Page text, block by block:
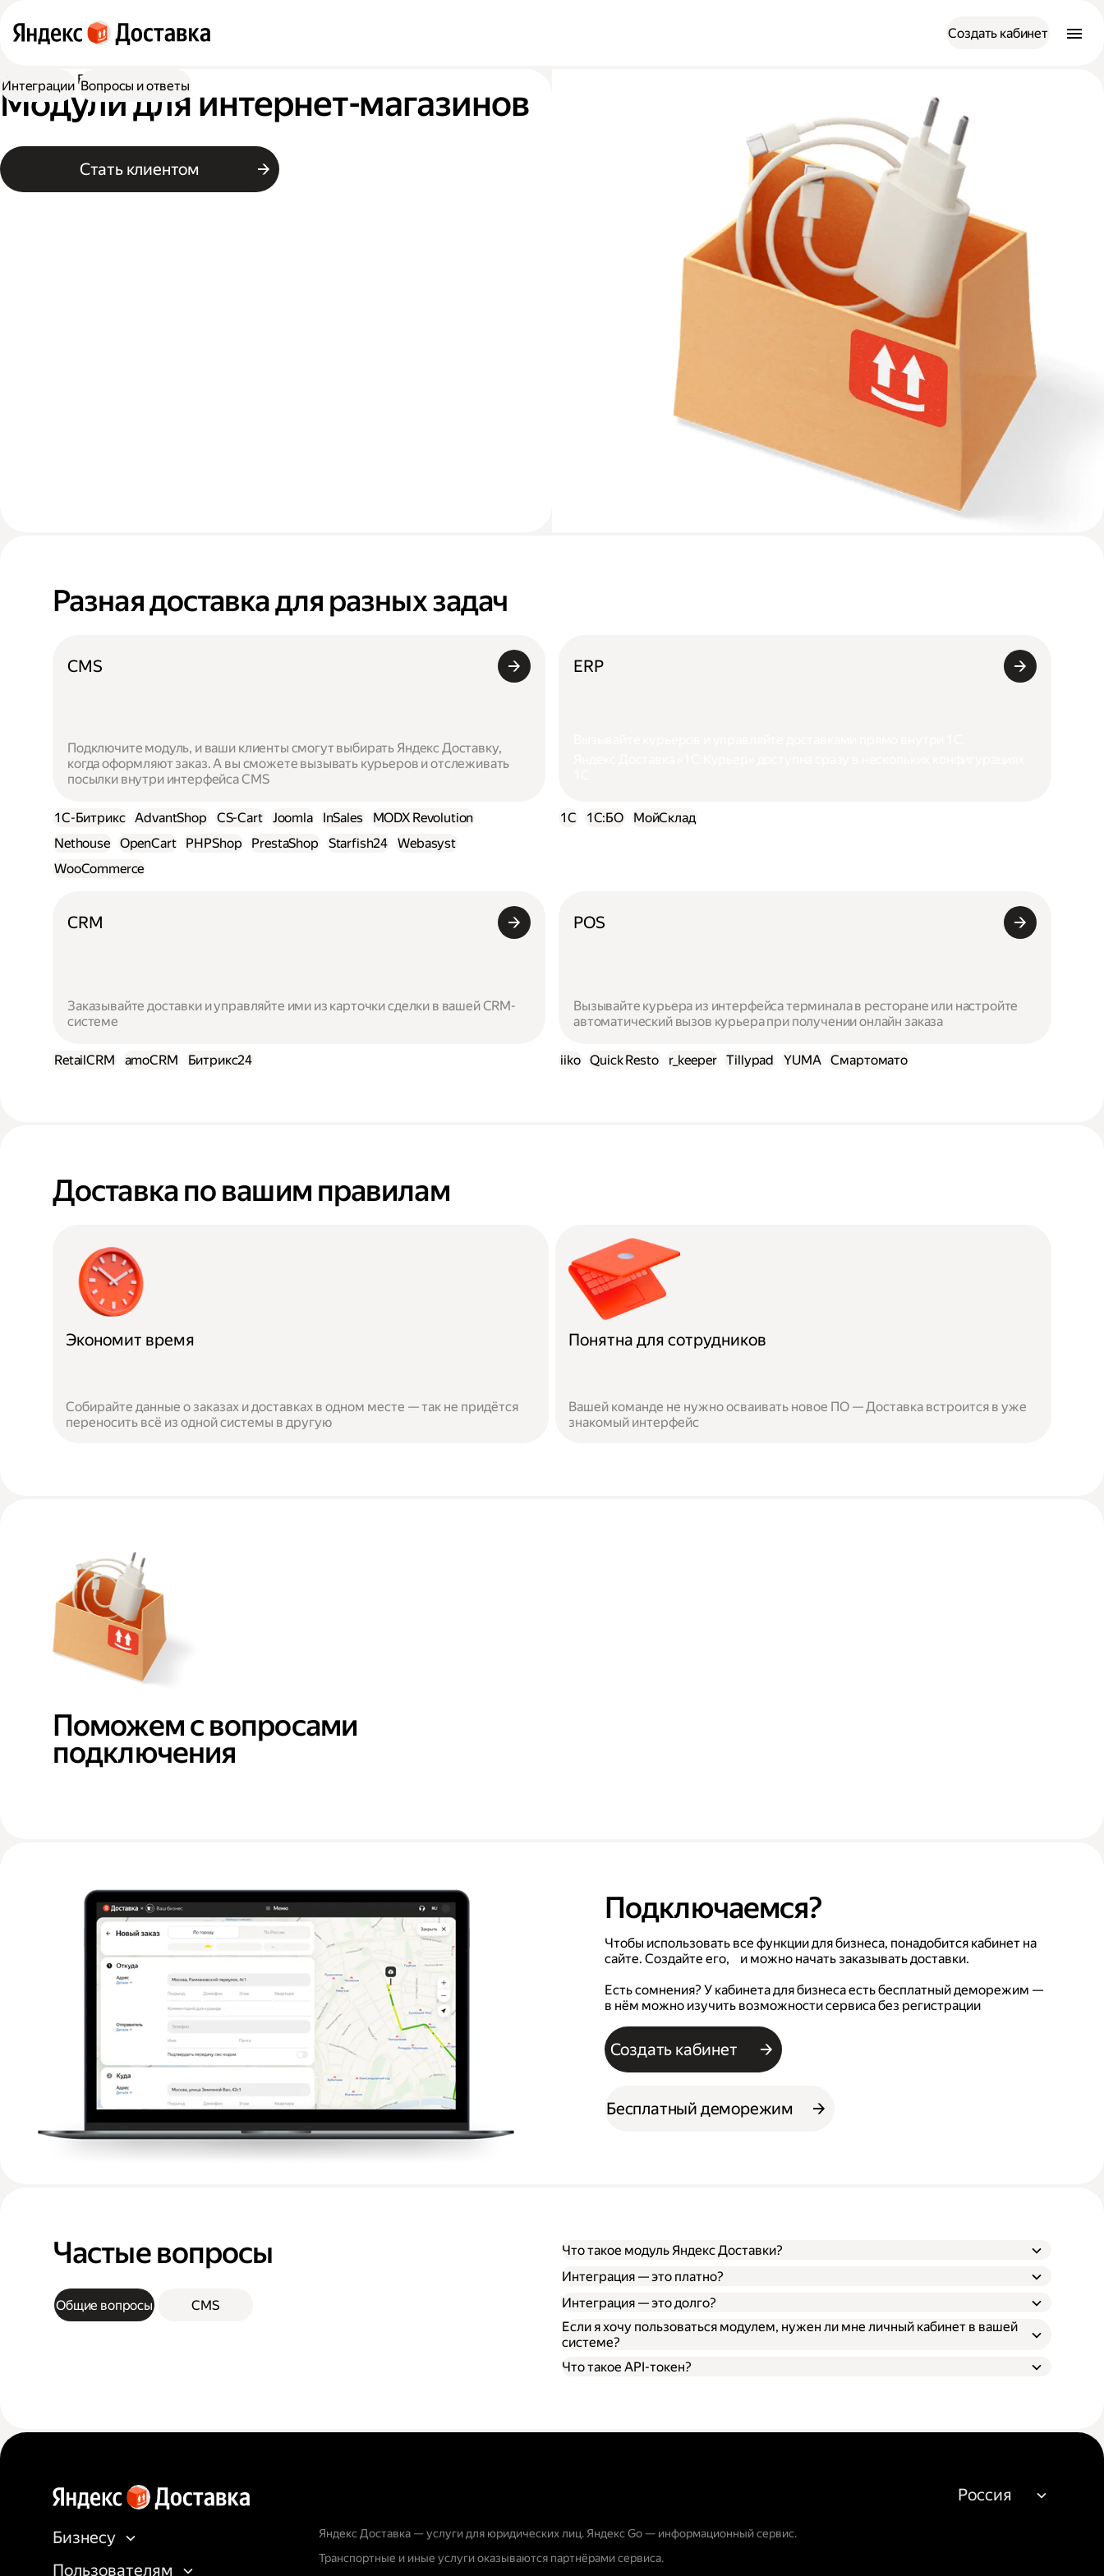
Создать кабинет
Доставка Ecommerce
Модули для интернет-магазинов
Стать клиентом
Интеграции Вопросы и ответы
Разная доставка для разных задач
CMS
Подключите модуль, и ваши клиенты смогут выбирать Яндекс Доставку,
когда оформляют заказ. А вы сможете вызывать курьеров и отслеживать
посылки внутри интерфейса CMS
1С-Битрикс AdvantShop CS-Cart Joomla InSales
MODX Revolution
Nethouse
OpenCart PHPShop PrestaShop Starfish24
Webasyst
WooCommerce
CRM
Заказывайте доставки и управляйте ими из карточки сделки в вашей CRM-
системе
RetailCRM amoCRM Битрикс24
ERP
1C 1C:БО МойСклад
POS
Вызывайте курьера из интерфейса терминала в ресторане или настройте
автоматический вызов курьера при получении онлайн заказа
iiko Quick Resto r_keeper Tillypad YUMA Смартомато
Доставка по вашим правилам
Экономит время
Собирайте данные о заказах и доставках в одном месте — так не придётся
переносить всё из одной системы в другую
Понятна для сотрудников
Вашей команде не нужно осваивать новое ПО — Доставка встроится в уже
знакомый интерфейс
Поможем с вопросами
подключения
Подключаемся?
Чтобы использовать все функции для бизнеса, понадобится кабинет на
сайте. Создайте его, и можно начать заказывать доставки.
Есть сомнения? У кабинета для бизнеса есть бесплатный деморежим —
в нём можно изучить возможности сервиса без регистрации
Создать кабинет
Бесплатный деморежим
Частые вопросы
Общие вопросы CMS
Что такое модуль Яндекс Доставки?
Интеграция — это платно?
Интеграция — это долго?
Если я хочу пользоваться модулем, нужен ли мне личный кабинет в вашей
системе?
Что такое API-токен?
Бизнесу
Пользователям
Яндекс Доставка — услуги для юридических лиц. Яндекс Go — информационный сервис.
Транспортные и иные услуги оказываются партнёрами сервиса.
Россия